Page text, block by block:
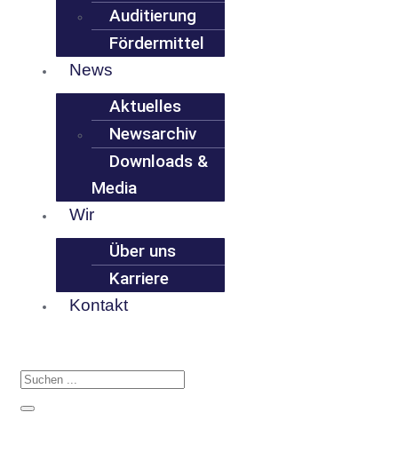
Auditierung
Fördermittel
News
Aktuelles
Newsarchiv
Downloads &
Media
Wir
Über uns
Karriere
Kontakt